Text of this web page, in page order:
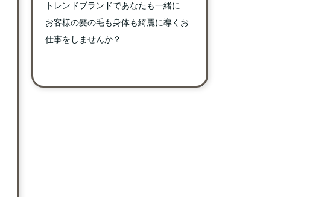
トレンドブランドであなたも一緒に
お客様の髪の毛も身体も綺麗に導くお
仕事をしませんか？